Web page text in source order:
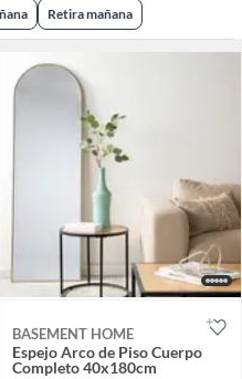
Retira mañana
BASEMENT HOME
Espejo Arco de Piso Cuerpo
Completo 40x180cm